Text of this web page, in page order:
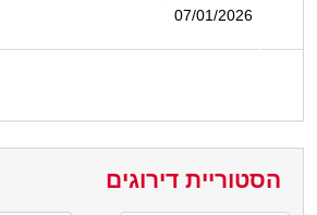
07/01/2026
הסטוריית דירוגים